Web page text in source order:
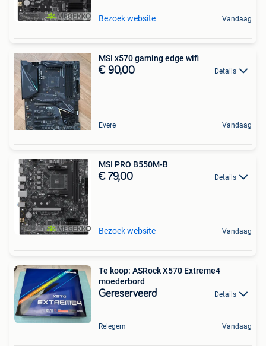
Bezoek website Vandaag
MSI x570 gaming edge wifi
€ 90,00 Details
Evere Vandaag
MSI PRO B550M-B
€ 79,00 Details
Bezoek website Vandaag
Te koop: ASRock X570 Extreme4
moederbord
Gereserveerd Details
Relegem Vandaag